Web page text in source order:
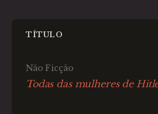
TÍTULO
Não Ficção
Todas das mulheres de